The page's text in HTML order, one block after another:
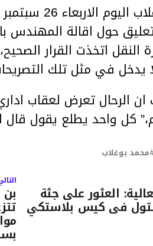
حول اقالة المهندس
النقل اتخذت القرار
يدخل في مثل تلك
الرحال تعرض لعقاب
كل واحد يطلع يقول
محمد بوغلاب
العثور على جثة
فى كيس بلاستكي